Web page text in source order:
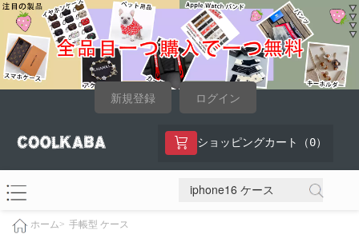
新規登録 ログイン
ショッピングカート（ 0）
ホーム> 手帳型 ケース